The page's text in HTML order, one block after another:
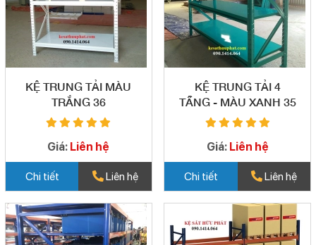
KỆ TRUNG TẢI MÀU
TRẮNG 36
Giá: Liên hệ
Chi tiết Liên hệ
KỆ TRUNG TẢI 4
TẦNG - MÀU XANH 35
Giá: Liên hệ
Chi tiết Liên hệ